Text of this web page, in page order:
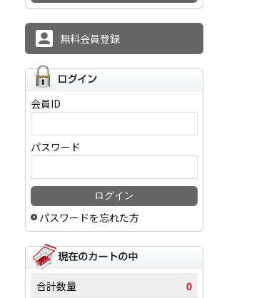
無料会員登録
会員ID
パスワード
パスワードを忘れた方
合計数量 0